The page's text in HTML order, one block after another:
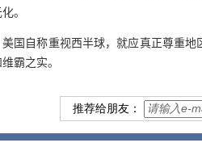
。
美国自称重视西半球，就应真正尊重地
霸之实。
推荐给朋友：